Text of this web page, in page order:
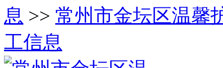
息 >> 常州市金坛区温馨
工信息